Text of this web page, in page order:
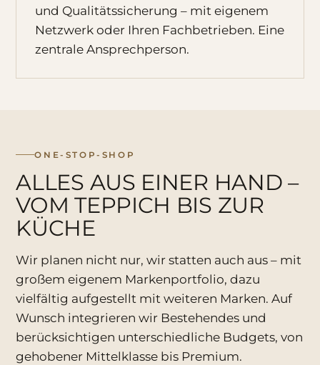
und Qualitätssicherung – mit eigenem
Netzwerk oder Ihren Fachbetrieben. Eine
zentrale Ansprechperson.
ONE-STOP-SHOP
ALLES AUS EINER HAND –
VOM TEPPICH BIS ZUR
KÜCHE
Wir planen nicht nur, wir statten auch aus – mit
großem eigenem Markenportfolio, dazu
vielfältig aufgestellt mit weiteren Marken. Auf
Wunsch integrieren wir Bestehendes und
berücksichtigen unterschiedliche Budgets, von
gehobener Mittelklasse bis Premium.